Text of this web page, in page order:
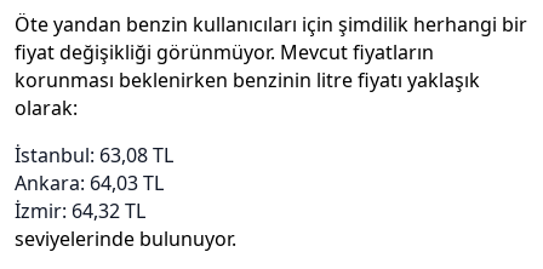
Öte yandan benzin kullanıcıları için şimdilik herhangi bir
fiyat değişikliği görünmüyor. Mevcut fiyatların
korunması beklenirken benzinin litre fiyatı yaklaşık
olarak:
İstanbul: 63,08 TL
Ankara: 64,03 TL
İzmir: 64,32 TL
seviyelerinde bulunuyor.